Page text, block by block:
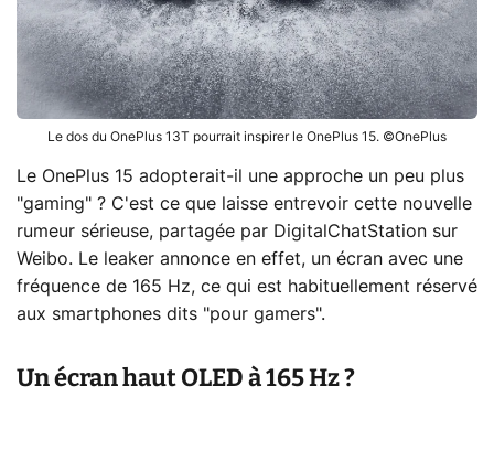
Le dos du OnePlus 13T pourrait inspirer le OnePlus 15. ©OnePlus
Le OnePlus 15 adopterait-il une approche un peu plus
"gaming" ? C'est ce que laisse entrevoir cette nouvelle
rumeur sérieuse, partagée par DigitalChatStation sur
Weibo. Le leaker annonce en effet, un écran avec une
fréquence de 165 Hz, ce qui est habituellement réservé
aux smartphones dits "pour gamers".
Un écran haut OLED à 165 Hz ?